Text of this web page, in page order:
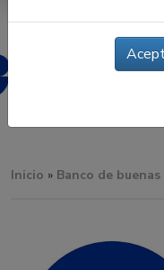
Inicio » Banco de